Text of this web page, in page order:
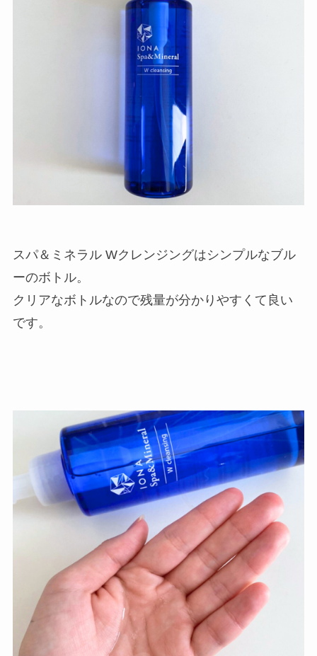
スパ＆ミネラル Wクレンジングはシンプルなブル
ーのボトル。
クリアなボトルなので残量が分かりやすくて良い
です。